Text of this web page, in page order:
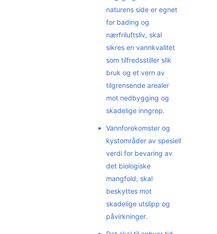
naturens side er egnet
for bading og
nærfriluftsliv, skal
sikres en vannkvalitet
som tilfredsstiller slik
bruk og et vern av
tilgrensende arealer
mot nedbygging og
skadelige inngrep.
Vannforekomster og
kystområder av spesiell
verdi for bevaring av
det biologiske
mangfold, skal
beskyttes mot
skadelige utslipp og
påvirkninger.